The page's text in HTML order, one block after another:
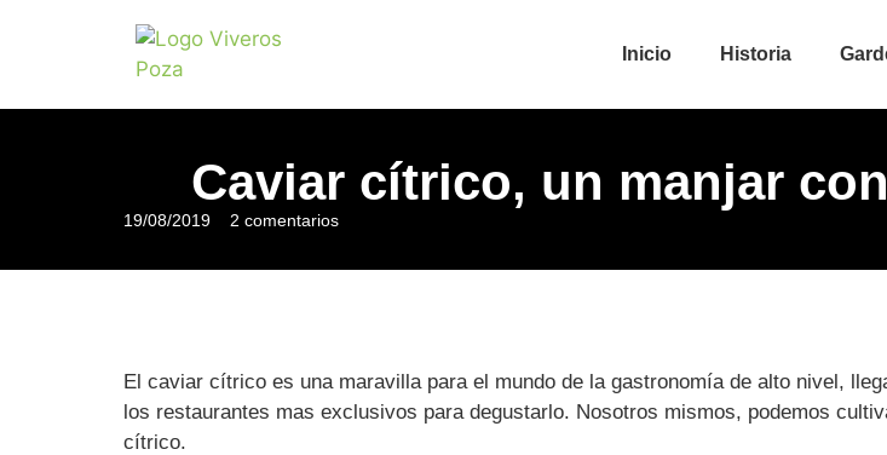
Inicio Historia
Caviar cítrico, un manjar
19/08/2019 2 comentarios
El caviar cítrico es una maravilla para el mundo de la gastronomía de alto nivel,
los restaurantes mas exclusivos para degustarlo. Nosotros mismos, podemos
cítrico.